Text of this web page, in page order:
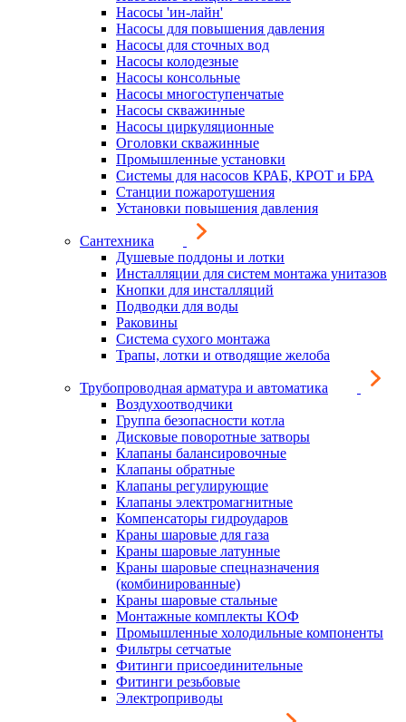
Насосы 'ин-лайн'
Насосы для повышения давления
Насосы для сточных вод
Насосы колодезные
Насосы консольные
Насосы многоступенчатые
Насосы скважинные
Насосы циркуляционные
Оголовки скважинные
Промышленные установки
Системы для насосов КРАБ, КРОТ и БРА
Станции пожаротушения
Установки повышения давления
Сантехника
Душевые поддоны и лотки
Инсталляции для систем монтажа унитазов
Кнопки для инсталляций
Подводки для воды
Раковины
Система сухого монтажа
Трапы, лотки и отводящие желоба
Трубопроводная арматура и автоматика
Воздухоотводчики
Группа безопасности котла
Дисковые поворотные затворы
Клапаны балансировочные
Клапаны обратные
Клапаны регулирующие
Клапаны электромагнитные
Компенсаторы гидроударов
Краны шаровые для газа
Краны шаровые латунные
Краны шаровые спецназначения
(комбинированные)
Краны шаровые стальные
Монтажные комплекты КОФ
Промышленные холодильные компоненты
Фильтры сетчатые
Фитинги присоединительные
Фитинги резьбовые
Электроприводы